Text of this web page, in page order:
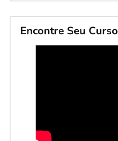
Encontre Seu Curso